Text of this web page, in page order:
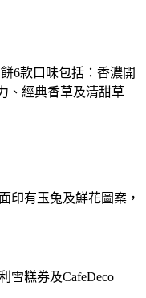
6款口味包括：香濃開
、經典香草及清甜草
印有玉兔及鮮花圖案，
雪糕券及CafeDeco